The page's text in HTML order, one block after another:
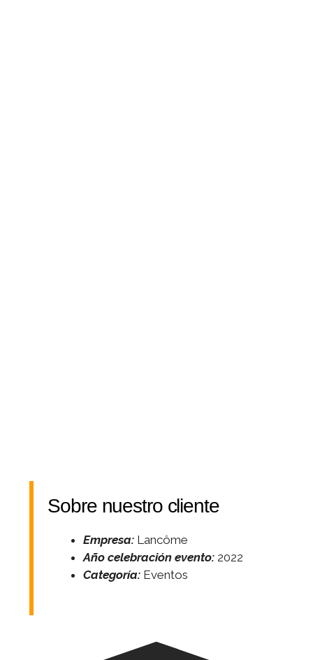
Sobre nuestro cliente
Empresa: Lancôme
Año celebración evento: 2022
Categoría: Eventos